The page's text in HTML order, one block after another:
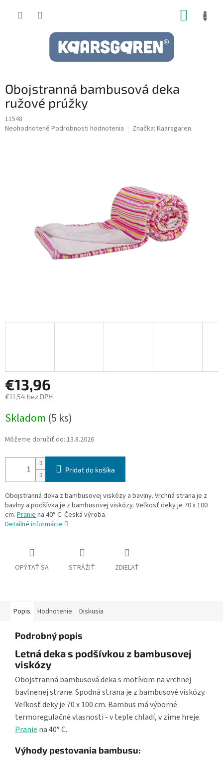
Obojstranná bambusová deka
ružové prúžky
11548
Priemerné
Neohodnotené Podrobnosti hodnotenia Značka: Kaarsgaren
€13,96
€11,54 bez DPH
cena:
Skladom (5 ks)
Môžeme doručiť do: 13.8.2026
Pridať do košíka
Obojstranná deka z bambusovej viskózy a bavlny. Vrchná strana je z
bavlny a podšívka je z bambusovej viskózy. Veľkosť deky je 70 x 100
cm. Praniena 40° C. Česká výroba.
Detailné informácie
OPÝTAŤ SA STRÁŽIŤ ZDIEĽAŤ
Popis Hodnotenie Diskusia
Podrobný popis
Letná deka s podšívkou z bambusovej
viskózy
Obojstranná bambusová deka s motívom na vrchnej
bavlnenej strane. Spodná strana je z bambusové viskózy.
Veľkosť deky je 70 x 100 cm. Bambus má výborné
termoregulačné vlasnosti - v teple chladí, v zime hreje.
Pranie na 40° C.
Výhody pestovania bambusu: